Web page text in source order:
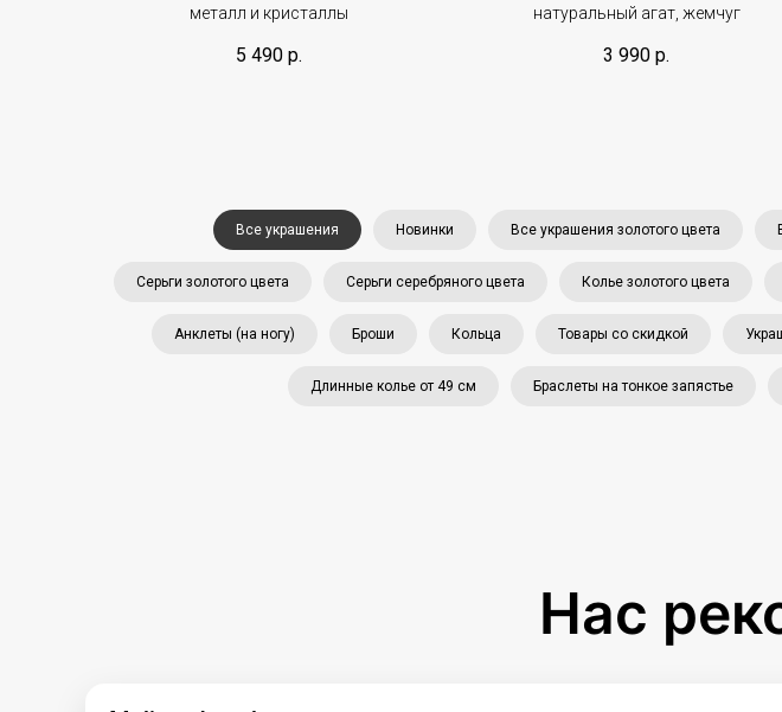
металл и кристаллы
5 490 р.
натуральный агат, жемчуг
3 990 р.
Все украшения Новинки Все украшения золотого цвета
Серьги золотого цвета Серьги серебряного цвета Колье золотого цвета
Анклеты (на ногу) Броши Кольца Товары со скидкой
Длинные колье от 49 см Браслеты на тонкое запястье
Нас